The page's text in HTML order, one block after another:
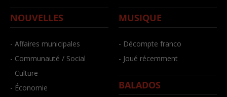
NOUVELLES
- Affaires municipales
- Communauté / Social
- Culture
- Économie
MUSIQUE
- Décompte franco
- Joué récemment
BALADOS